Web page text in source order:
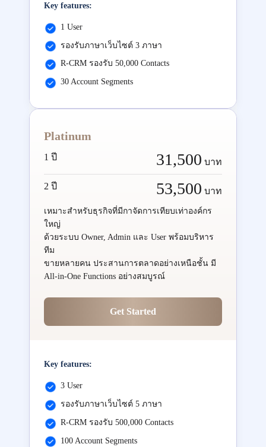
Key features:
1 User
รองรับภาษาเว็บไซต์ 3 ภาษา
R-CRM รองรับ 50,000 Contacts
30 Account Segments
Platinum
1 ปี 31,500 บาท
2 ปี 53,500 บาท
เหมาะสำหรับธุรกิจที่มีกาจัดการเทียบเท่าองค์กร
ใหญ่
ด้วยระบบ Owner, Admin และ User พร้อมบริหาร
ทีม
ขายหลายคน ประสานการตลาดอย่างเหนือชั้น มี
All-in-One Functions อย่างสมบูรณ์
Get Started
Key features:
3 User
รองรับภาษาเว็บไซต์ 5 ภาษา
R-CRM รองรับ 500,000 Contacts
100 Account Segments